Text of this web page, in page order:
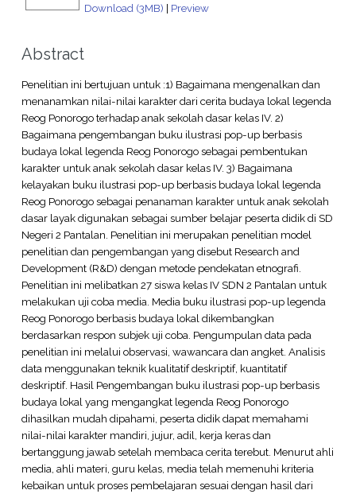
Download (3MB) | Preview
Abstract
Penelitian ini bertujuan untuk :1) Bagaimana mengenalkan dan
menanamkan nilai-nilai karakter dari cerita budaya lokal legenda
Reog Ponorogo terhadap anak sekolah dasar kelas IV. 2)
Bagaimana pengembangan buku ilustrasi pop-up berbasis
budaya lokal legenda Reog Ponorogo sebagai pembentukan
karakter untuk anak sekolah dasar kelas IV. 3) Bagaimana
kelayakan buku ilustrasi pop-up berbasis budaya lokal legenda
Reog Ponorogo sebagai penanaman karakter untuk anak sekolah
dasar layak digunakan sebagai sumber belajar peserta didik di SD
Negeri 2 Pantalan. Penelitian ini merupakan penelitian model
penelitian dan pengembangan yang disebut Research and
Development (R&D) dengan metode pendekatan etnografi.
Penelitian ini melibatkan 27 siswa kelas IV SDN 2 Pantalan untuk
melakukan uji coba media. Media buku ilustrasi pop-up legenda
Reog Ponorogo berbasis budaya lokal dikembangkan
berdasarkan respon subjek uji coba. Pengumpulan data pada
penelitian ini melalui observasi, wawancara dan angket. Analisis
data menggunakan teknik kualitatif deskriptif, kuantitatif
deskriptif. Hasil Pengembangan buku ilustrasi pop-up berbasis
budaya lokal yang mengangkat legenda Reog Ponorogo
dihasilkan mudah dipahami, peserta didik dapat memahami
nilai-nilai karakter mandiri, jujur, adil, kerja keras dan
bertanggung jawab setelah membaca cerita terebut. Menurut ahli
media, ahli materi, guru kelas, media telah memenuhi kriteria
kebaikan untuk proses pembelajaran sesuai dengan hasil dari